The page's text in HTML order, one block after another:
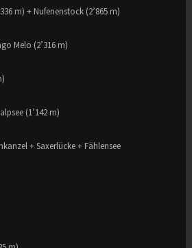
m) + Nufenenstock (2’865 m)
Melo (2’316 m)
(1’142 m)
+ Saxerlücke + Fählensee